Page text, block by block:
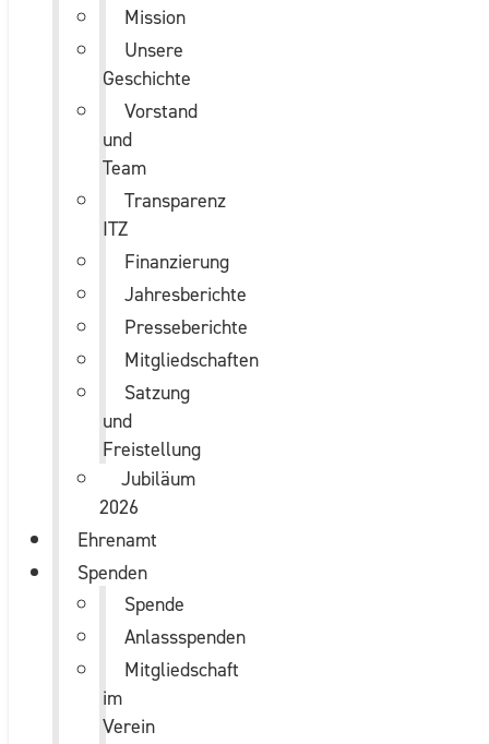
Mission
Unsere
Geschichte
Vorstand
und
Team
Transparenz
ITZ
Finanzierung
Jahresberichte
Presseberichte
Mitgliedschaften
Satzung
und
Freistellung
Jubiläum
2026
Ehrenamt
Spenden
Spende
Anlassspenden
Mitgliedschaft
im
Verein